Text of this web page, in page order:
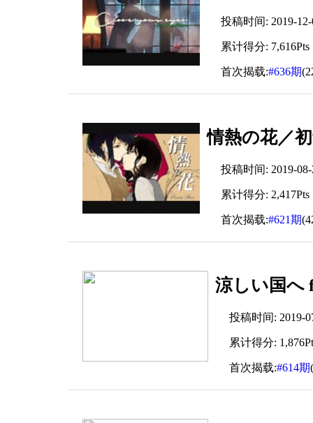
投稿时间: 2019-12-
累计得分: 7,616Pts
首次揭载:#636期
情熱の花／
投稿时间: 2019-08-
累计得分: 2,417Pts
首次揭载:#621期
涼しい国へ
投稿时间: 2019-
累计得分:
首次揭载:#614期